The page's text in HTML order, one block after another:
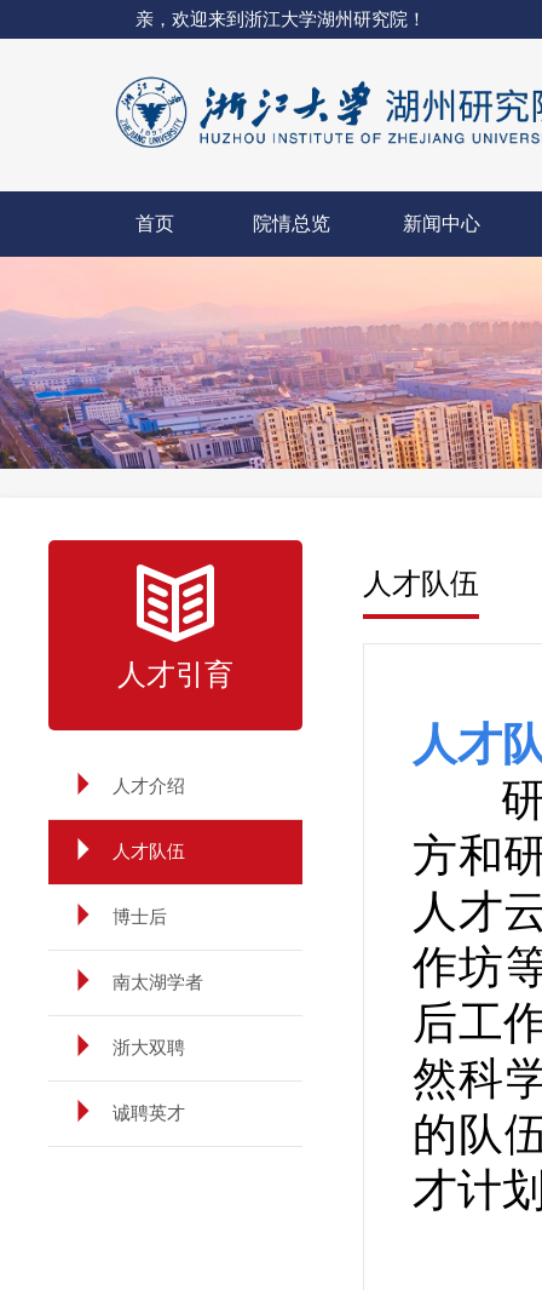
亲，欢迎来到浙江大学湖州研究院！
首页 院情总览 新闻中心
人才引育
人才介绍
人才队伍
博士后
南太湖学者
浙大双聘
诚聘英才
人才队伍
人才
研
方和
人才
作坊
后工
然科
的队
才计